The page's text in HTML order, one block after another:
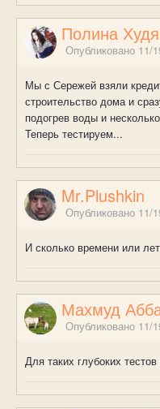
Полина
Опубликовано 11/
Мы с Сережей взяли
строительство дома и
подогрев воды и
Теперь тестируем...
Mr.Plushkin
Опубликовано 11/
И сколько времени или
Махмуд
Опубликовано 11/
Для таких глубоких